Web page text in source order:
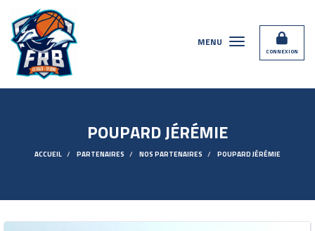
CONNEXION
MENU
POUPARD JÉRÉMIE
ACCUEIL PARTENAIRES NOS PARTENAIRES POUPARD JÉRÉMIE
Panneau de gestion des cookies